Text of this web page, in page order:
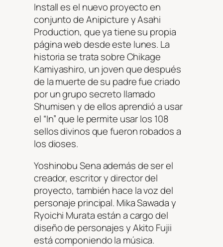
Install es el nuevo proyecto en
conjunto de Anipicture y Asahi
Production, que ya tiene su propia
página web desde este lunes. La
historia se trata sobre Chikage
Kamiyashiro, un joven que después
de la muerte de su padre fue criado
por un grupo secreto llamado
Shumisen y de ellos aprendió a usar
el “In” que le permite usar los 108
sellos divinos que fueron robados a
los dioses.
Yoshinobu Sena además de ser el
creador, escritor y director del
proyecto, también hace la voz del
personaje principal. Mika Sawada y
Ryoichi Murata están a cargo del
diseño de personajes y Akito Fujii
está componiendo la música.